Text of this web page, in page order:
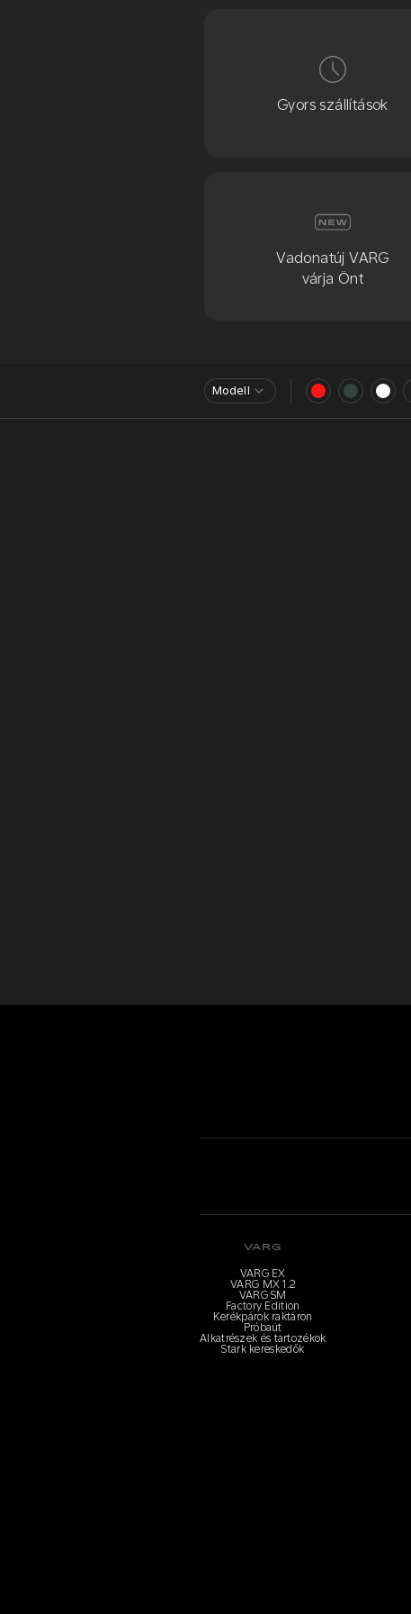
Gyors szállítások
Vadonatúj VARG
várja Önt
Modell
VARG
VARG EX
VARG MX 1.2
VARG SM
Factory Edition
Kerékpárok raktáron
Próbaút
Alkatrészek és tartozékok
Stark kereskedők